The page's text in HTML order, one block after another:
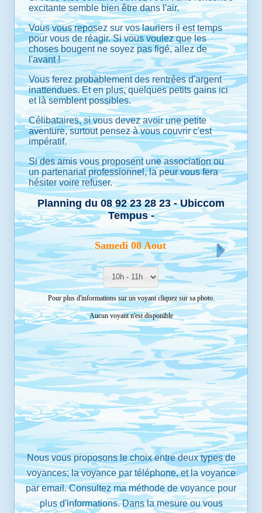
excitante semble bien être dans l'air.
Vous vous reposez sur vos lauriers il est temps
pour vous de réagir. Si vous voulez que les
choses bougent ne soyez pas figé, allez de
l'avant !
Vous ferez probablement des rentrées d'argent
inattendues. Et en plus, quelques petits gains ici
et là semblent possibles.
Célibataires, si vous devez avoir une petite
aventure, surtout pensez à vous couvrir c'est
impératif.
Si des amis vous proposent une association ou
un partenariat professionnel, la peur vous fera
hésiter voire refuser.
Planning du 08 92 23 28 23 - Ubiccom
Tempus -
Nous vous proposons le choix entre deux types de
voyances; la voyance par téléphone, et la voyance
par email. Consultez ma méthode de voyance pour
plus d'informations. Dans la mesure ou vous